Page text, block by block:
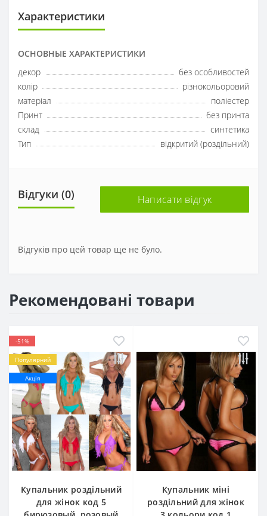
Характеристики
ОСНОВНЫЕ ХАРАКТЕРИСТИКИ
декор
без особливостей
колір
різнокольоровий
матеріал
поліестер
Принт
без принта
склад
синтетика
Тип
відкритий (роздільний)
Відгуки (0) Написати відгук
Відгуків про цей товар ще не було.
Рекомендовані товари
-51%
Популярний
Акція
Купальник роздільний
для жінок код 5
Купальник міні
роздільний для жінок